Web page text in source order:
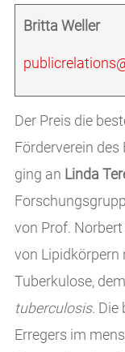
Britta Weller
Der Preis die
Förderverein
ging an Linda
von Prof.
von Lipidkörpern
Tuberkulose,
tuberculosis. Die
Erregers im